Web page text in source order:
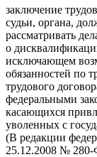
заключение
судьи, органа,
рассматривать
о
исключающем
обязанностей по
трудового
федеральными
касающихся
уволенных с
(В редакции
25.12.2008 №